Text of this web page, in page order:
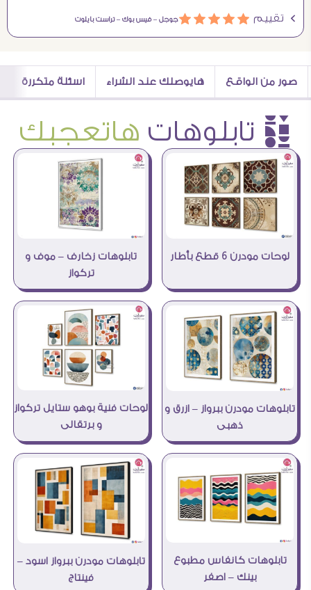
Ö تقييم áááááجوجل –فيس بوك –تراست بايلوت
صور من الواقع هايوصلك عند الشراء اسئلة متكررة
è تابلوهات هاتعجبك
لوحات مودرن 6 قطع بأطار
تابلوهات زخارف – موف و
تركواز
تابلوهات مودرن ببرواز – ازرق و
ذهبى
لوحات فنية بوهو ستايل تركواز
و برتقالى
تابلوهات كانفاس مطبوع
بينك – اصفر
تابلوهات مودرن ببرواز اسود –
فينتاج